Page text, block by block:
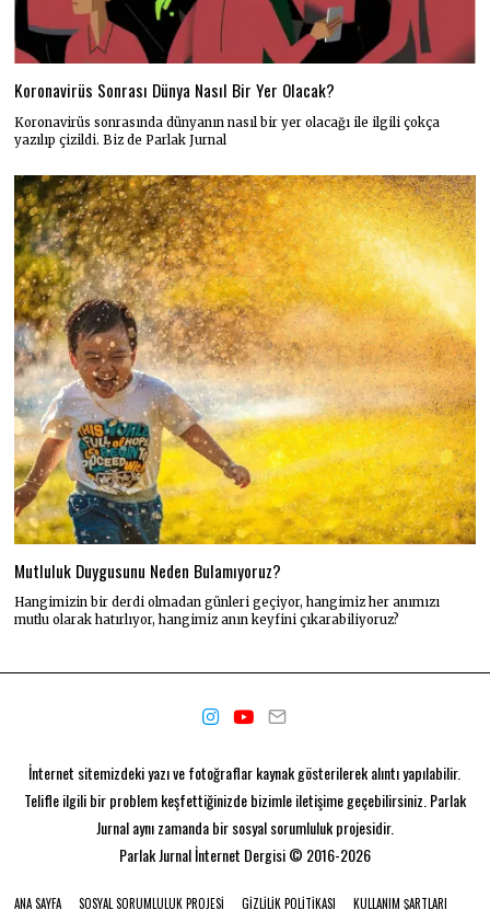
Koronavirüs Sonrası Dünya Nasıl Bir Yer Olacak?
Koronavirüs sonrasında dünyanın nasıl bir yer olacağı ile ilgili çokça
yazılıp çizildi. Biz de Parlak Jurnal
Mutluluk Duygusunu Neden Bulamıyoruz?
Hangimizin bir derdi olmadan günleri geçiyor, hangimiz her anımızı
mutlu olarak hatırlıyor, hangimiz anın keyfini çıkarabiliyoruz?
İnternet sitemizdeki yazı ve fotoğraflar kaynak gösterilerek alıntı yapılabilir.
Telifle ilgili bir problem keşfettiğinizde bizimle iletişime geçebilirsiniz. Parlak
Jurnal aynı zamanda birsosyal sorumluluk projesidir.
Parlak Jurnalİnternet Dergisi © 2016-2026
ANA SAYFA SOSYAL SORUMLULUK PROJESI GIZLILIK POLITIKASI KULLANIM ŞARTLARI